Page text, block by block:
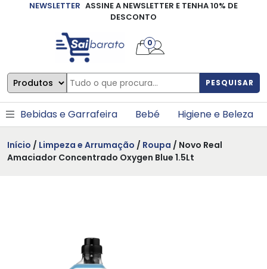
NEWSLETTER ASSINE A NEWSLETTER E TENHA 10% DE
DESCONTO
PESQUISAR
0
Bebidas e Garrafeira Bebé Higiene e Beleza
Início / Limpeza e Arrumação / Roupa / Novo Real
Amaciador Concentrado Oxygen Blue 1.5Lt